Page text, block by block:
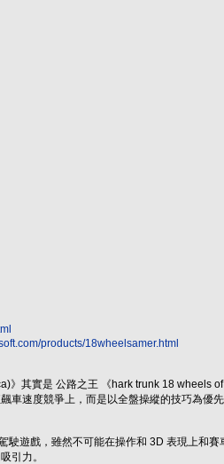
products/18wheelsamer.html
其實是 公路之王 《hark trunk 18 wheels
車速度競爭上，而是以全盤操縱的技巧為
戲，雖然不可能在操作和 3D 表現上和賽
引力。